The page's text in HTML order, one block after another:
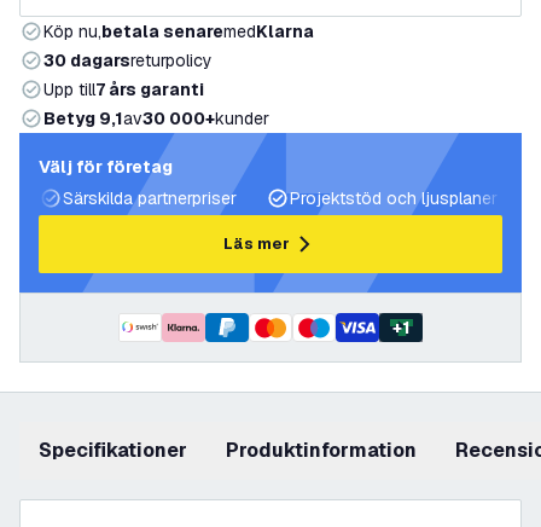
Köp nu,betala senaremedKlarna
30 dagarsreturpolicy
Upp till7 års garanti
Betyg 9,1av30 000+kunder
Välj för företag
Särskilda partnerpriser
Projektstöd och ljusplaner
Läs mer
+1
Specifikationer produktinformation